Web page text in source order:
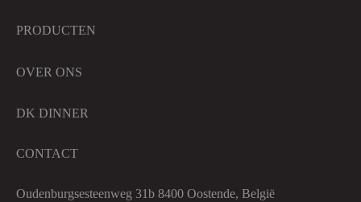
PRODUCTEN
OVER ONS
DK DINNER
CONTACT
Oudenburgsesteenweg 31b 8400 Oostende, België